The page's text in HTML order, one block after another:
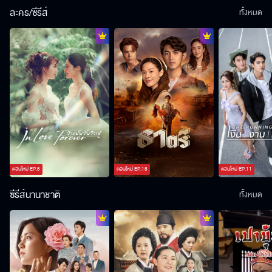
ละคร/ซีรีส์
ตอนใหม่EP.8 ตอนใหม่EP.18 ตอนใหม่EP.11
ทั้งหมด
ซีรีส์นานาชาติ ทั้งหมด